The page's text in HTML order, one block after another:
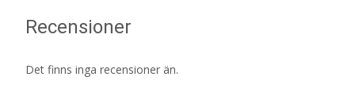
Recensioner
Det finns inga recensioner än.